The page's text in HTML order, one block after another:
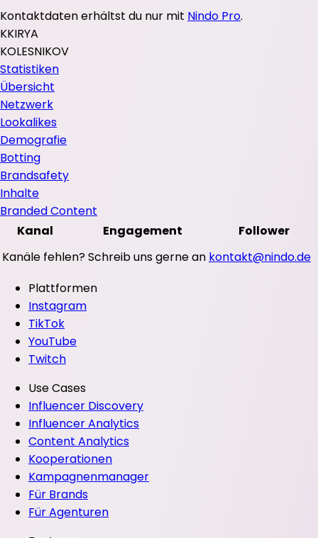
Kontaktdaten erhältst du nur mit Nindo Pro.
KKIRYA
KOLESNIKOV
Statistiken
Übersicht
Netzwerk
Lookalikes
Demografie
Botting
Brandsafety
Inhalte
Branded Content
Kanal
Engagement
Follower
Kanäle fehlen? Schreib uns gerne an kontakt@nindo.de
Plattformen
Instagram
TikTok
YouTube
Twitch
Use Cases
Influencer Discovery
Influencer Analytics
Content Analytics
Kooperationen
Kampagnenmanager
Für Brands
Für Agenturen